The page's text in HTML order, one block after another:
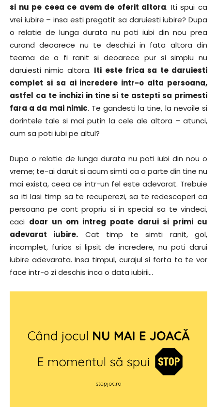
si nu pe ceea ce avem de oferit altora. Iti spui ca
vrei iubire – insa esti pregatit sa daruiesti iubire? Dupa
o relatie de lunga durata nu poti iubi din nou prea
curand deoarece nu te deschizi in fata altora din
teama de a fi ranit si deoarece pur si simplu nu
daruiesti nimic altora. Iti este frica sa te daruiesti
complet si sa ai incredere intr-o alta persoana,
astfel ca te inchizi in tine si te astepti sa primesti
fara a da mai nimic. Te gandesti la tine, la nevoile si
dorintele tale si mai putin la cele ale altora – atunci,
cum sa poti iubi pe altul?
Dupa o relatie de lunga durata nu poti iubi din nou o
vreme; te-ai daruit si acum simti ca o parte din tine nu
mai exista, ceea ce intr-un fel este adevarat. Trebuie
sa iti lasi timp sa te recuperezi, sa te redescoperi ca
persoana pe cont propriu si in special sa te vindeci,
caci doar un om intreg poate darui si primi cu
adevarat iubire. Cat timp te simti ranit, gol,
incomplet, furios si lipsit de incredere, nu poti darui
iubire adevarata. Insa timpul, curajul si forta ta te vor
face intr-o zi deschis inca o data iubirii…